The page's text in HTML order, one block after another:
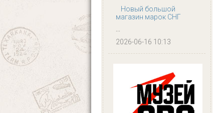
Новый большой
магазин марок СНГ
...
2026-06-16 10:13